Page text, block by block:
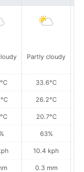
Partly cloudy
33.6°C
26.2°C
20.7°C
63%
10.4 kph
0.3 mm